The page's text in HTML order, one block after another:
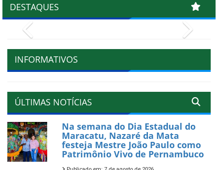
DESTAQUES
INFORMATIVOS
ÚLTIMAS NOTÍCIAS
Na semana do Dia Estadual do
Maracatu, Nazaré da Mata
festeja Mestre João Paulo como
Patrimônio Vivo de Pernambuco